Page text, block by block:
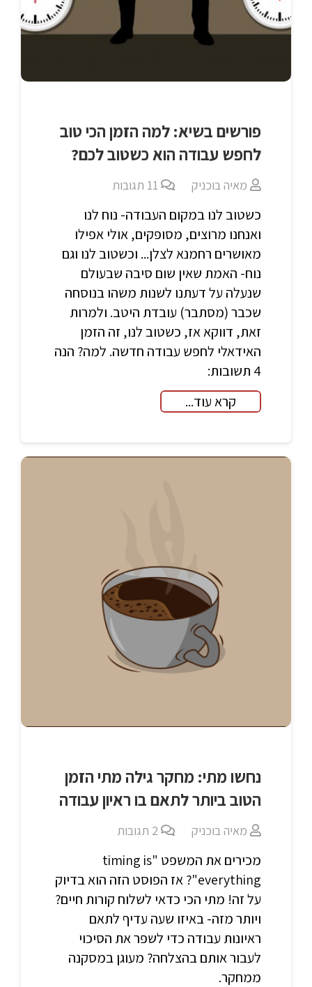
פורשים בשיא: למה הזמן הכי טוב
לחפש עבודה הוא כשטוב לכם?
מאיה בוכניק 11 תגובות
כשטוב לנו במקום העבודה- נוח לנו
ואנחנו מרוצים, מסופקים, אולי אפילו
מאושרים רחמנא לצלן... וכשטוב לנו וגם
נוח- האמת שאין שום סיבה שבעולם
שנעלה על דעתנו לשנות משהו בנוסחה
שכבר (מסתבר) עובדת היטב. ולמרות
זאת, דווקא אז, כשטוב לנו, זה הזמן
האידאלי לחפש עבודה חדשה. למה? הנה
4 תשובות:
קרא עוד...
נחשו מתי: מחקר גילה מתי הזמן
הטוב ביותר לתאם בו ראיון עבודה
מאיה בוכניק 2 תגובות
מכירים את המשפט "timing is
everything"? אז הפוסט הזה הוא בדיוק
על זה! מתי הכי כדאי לשלוח קורות חיים?
ויותר מזה- באיזו שעה עדיף לתאם
ראיונות עבודה כדי לשפר את הסיכוי
לעבור אותם בהצלחה? מעוגן במסקנה
ממחקר.